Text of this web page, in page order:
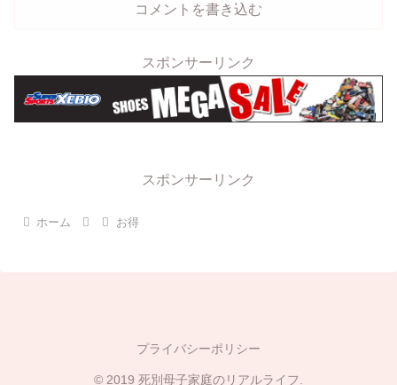
コメントを書き込む
スポンサーリンク
スポンサーリンク
ホーム お得
プライバシーポリシー
© 2019 死別母子家庭のリアルライフ.